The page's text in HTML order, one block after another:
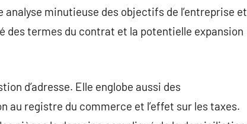
minutieuse des objectifs de l’entreprise et
termes du contrat et la potentielle expansion
d’adresse. Elle englobe aussi des
registre du commerce et l’effet sur les taxes.